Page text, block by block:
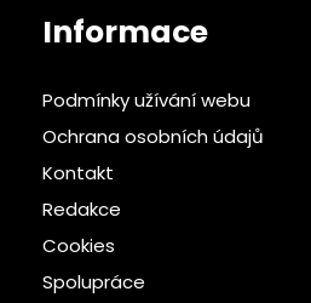
Informace
Podmínky užívání webu
Ochrana osobních údajů
Kontakt
Redakce
Cookies
Spolupráce